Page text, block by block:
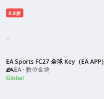
8.8折
EA Sports FC27 全球 Key（EA APP）
EA · 數位金鑰
Global